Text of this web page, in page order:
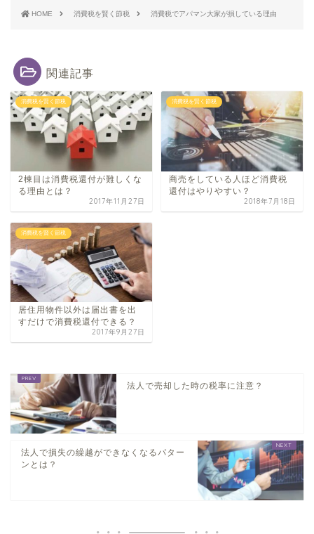
HOME 消費税を賢く節税 消費税でアパマン大家が損している理由
関連記事
消費税を賢く節税
2棟目は消費税還付が難しくな
る理由とは？
2017年11月27日
消費税を賢く節税
商売をしている人ほど消費税
還付はやりやすい？
2018年7月18日
消費税を賢く節税
居住用物件以外は届出書を出
すだけで消費税還付できる？
2017年9月27日
法人で売却した時の税率に注意？
法人で損失の繰越ができなくなるパター
ンとは？